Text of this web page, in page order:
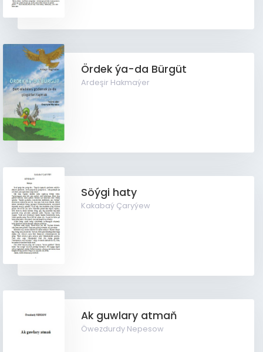
Ördek ýa-da Bürgüt
Ardeşir Hakmaýer
Söýgi haty
Kakabaý Çaryýew
Ak guwlary atmaň
Öwezdurdy Nepesow